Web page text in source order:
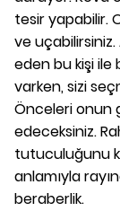
tesir yapabilir.
ve uçabilirsiniz.
eden bu kişi ile
varken, sizi
Önceleri onun
edeceksiniz.
tutuculuğunu
anlamıyla
beraberlik.